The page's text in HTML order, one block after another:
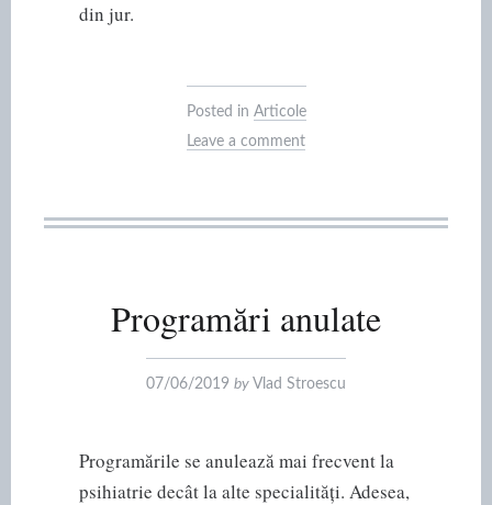
din jur.
Posted in Articole
Leave a comment
Programări anulate
07/06/2019 by Vlad Stroescu
Programările se anulează mai frecvent la
psihiatrie decât la alte specialități. Adesea,